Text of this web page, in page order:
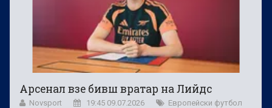
Арсенал взе бивш вратар на Лийдс
Novsport 19:45 09.07.2026 Европейски футбол